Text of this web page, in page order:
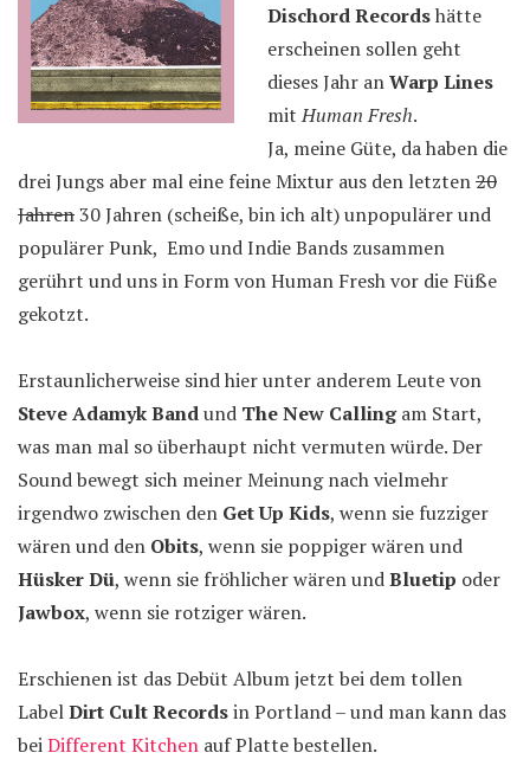
Dischord Recordshätte
erscheinen sollen geht
dieses Jahr anWarp Lines
mitHuman Fresh.
Ja, meine Güte, da haben die
drei Jungs aber mal eine feine Mixtur aus den letzten20
Jahren30 Jahren (scheiße, bin ich alt) unpopulärer und
populärer Punk, Emo und Indie Bands zusammen
gerührt und uns in Form von Human Fresh vor die Füße
gekotzt.
Erstaunlicherweise sind hier unter anderem Leute von
Steve Adamyk Bandund The New Callingam Start,
was man mal so überhaupt nicht vermuten würde. Der
Sound bewegt sich meiner Meinung nach vielmehr
irgendwo zwischen den Get Up Kids, wenn sie fuzziger
wären und den Obits, wenn sie poppiger wären und
Hüsker Dü, wenn sie fröhlicher wären undBluetip oder
Jawbox, wenn sie rotziger wären.
Erschienen ist das Debüt Album jetzt bei dem tollen
LabelDirt Cult Recordsin Portland – und man kann das
beiDifferent Kitchen auf Platte bestellen.